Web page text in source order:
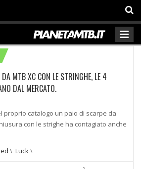
DA MTB XC CON LE STRINGHE, LE 4
DAL MERCATO.
proprio catalogo un paio di scarpe da
con le strighe ha contagiato anche
\ Luck \